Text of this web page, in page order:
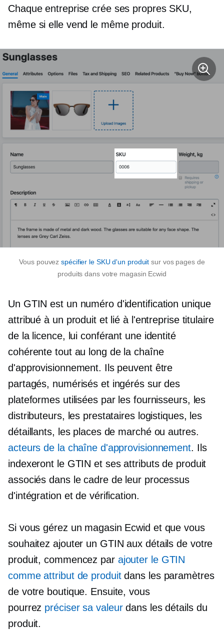
Chaque entreprise crée ses propres SKU,
même si elle vend le même produit.
Vous pouvezspécifier le SKU d'un produit sur vos pages de
produits dans votre magasin Ecwid
Un GTIN est un numéro d'identification unique
attribué à un produit et lié à l'entreprise titulaire
de la licence, lui conférant une identité
cohérente tout au long de la chaîne
d'approvisionnement. Ils peuvent être
partagés, numérisés et ingérés sur des
plateformes utilisées par les fournisseurs, les
distributeurs, les prestataires logistiques, les
détaillants, les places de marché ou autres.
acteurs de la chaîne d'approvisionnement. Ils
indexeront le GTIN et ses attributs de produit
associés dans le cadre de leur processus
d'intégration et de vérification.
Si vous gérez un magasin Ecwid et que vous
souhaitez ajouter un GTIN aux détails de votre
produit, commencez par ajouter le GTIN
comme attribut de produitdans les paramètres
de votre boutique. Ensuite, vous
pourrez préciser sa valeurdans les détails du
produit.